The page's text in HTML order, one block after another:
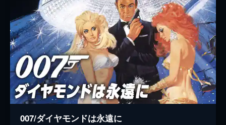
007/ダイヤモンドは永遠に